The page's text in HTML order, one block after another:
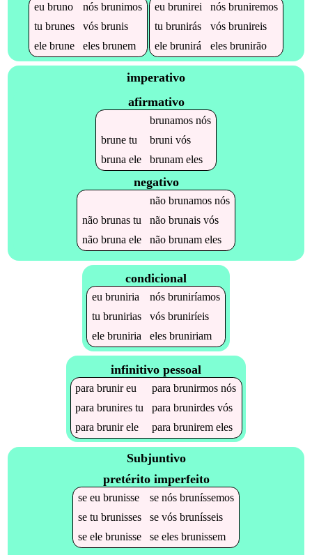
eu bruno nós brunimos
tu brunes vós brunis
ele brune eles brunem
eu brunirei nós bruniremos
tu brunirás vós brunireis
ele brunirá eles brunirão
imperativo
afirmativo
brunamosnós
brunetu bruni vós
bruna ele brunameles
negativo
não brunamosnós
não brunastu não brunaisvós
não bruna ele não brunameles
condicional
eu bruniria nós bruniríamos
tu brunirias vós bruniríeis
ele bruniria eles bruniriam
infinitivo pessoal
parabrunireu parabrunirmos nós
parabrunires tu parabrunirdes vós
parabrunirele parabrunirem eles
Subjuntivo
pretérito imperfeito
se eu brunisse se nós bruníssemos
se tu brunisses se vós brunísseis
se ele brunisse se eles brunissem